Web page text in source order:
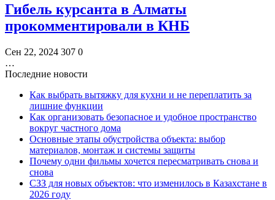
Гибель курсанта в Алматы
прокомментировали в КНБ
Сен 22, 2024 307 0
…
Последние новости
Как выбрать вытяжку для кухни и не переплатить за
лишние функции
Как организовать безопасное и удобное пространство
вокруг частного дома
Основные этапы обустройства объекта: выбор
материалов, монтаж и системы защиты
Почему одни фильмы хочется пересматривать снова и
снова
СЗЗ для новых объектов: что изменилось в Казахстане в
2026 году